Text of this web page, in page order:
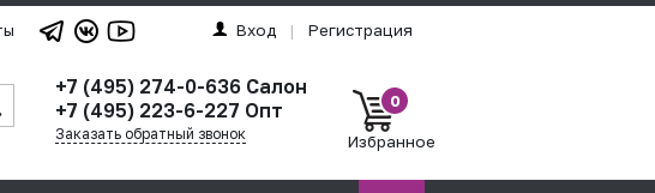
Вход | Регистрация
+7 (495) 274-0-636 Салон
+7 (495) 223-6-227 Опт
Заказать обратный звонок
0
Избранное